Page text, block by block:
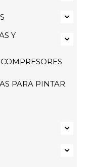
Y
PARA PINTAR